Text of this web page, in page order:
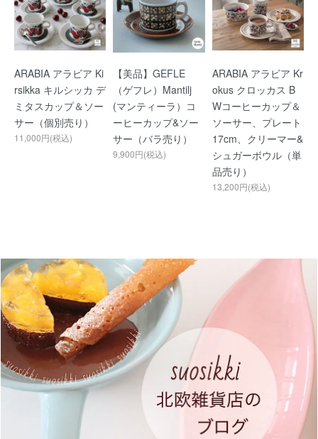
ARABIA アラビア Ki
rsikka キルシッカ デ
ミタスカップ＆ソー
サー（個別売り）
11,000円(税込)
【美品】GEFLE
（ゲフレ）Mantilj
(マンティーラ）コ
ーヒーカップ&ソー
サー（バラ売り）
9,900円(税込)
ARABIA アラビア Kr
okus クロッカス B
Wコーヒーカップ＆
ソーサー、プレート
17cm、クリーマー&
シュガーボウル（単
品売り）
13,200円(税込)